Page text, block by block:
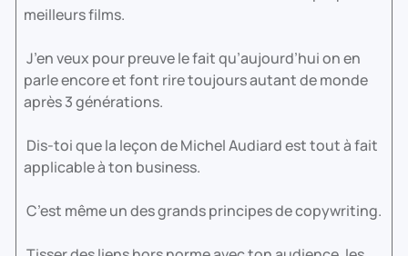
meilleurs films.
J’en veux pour preuve le fait qu’aujourd’hui on en
parle encore et font rire toujours autant de monde
après 3 générations.
Dis-toi que la leçon de Michel Audiard est tout à fait
applicable à ton business.
C’est même un des grands principes de copywriting.